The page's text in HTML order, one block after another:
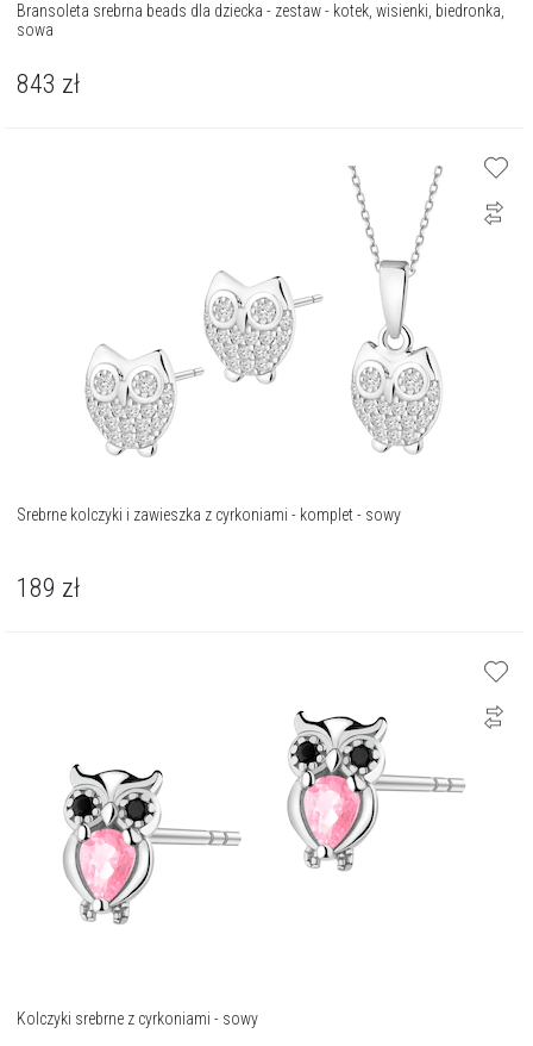
Bransoleta srebrna beads dla dziecka - zestaw - kotek, wisienki, biedronka,
sowa
843 zł
Srebrne kolczyki i zawieszka z cyrkoniami - komplet - sowy
189 zł
Kolczyki srebrne z cyrkoniami - sowy